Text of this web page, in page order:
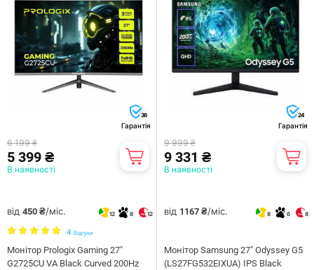
36
Гарантія
6 199 ₴
5 399 ₴
В наявності
від 450 ₴/міс. 12 8 12
4 Відгуки
Монітор Prologix Gaming 27"
G2725CU VA Black Curved 200Hz
24
Гарантія
9 999 ₴
9 331 ₴
В наявності
від 1167 ₴/міс. 8 6 8
Монiтор Samsung 27" Odyssey G5
(LS27FG532EIXUA) IPS Black